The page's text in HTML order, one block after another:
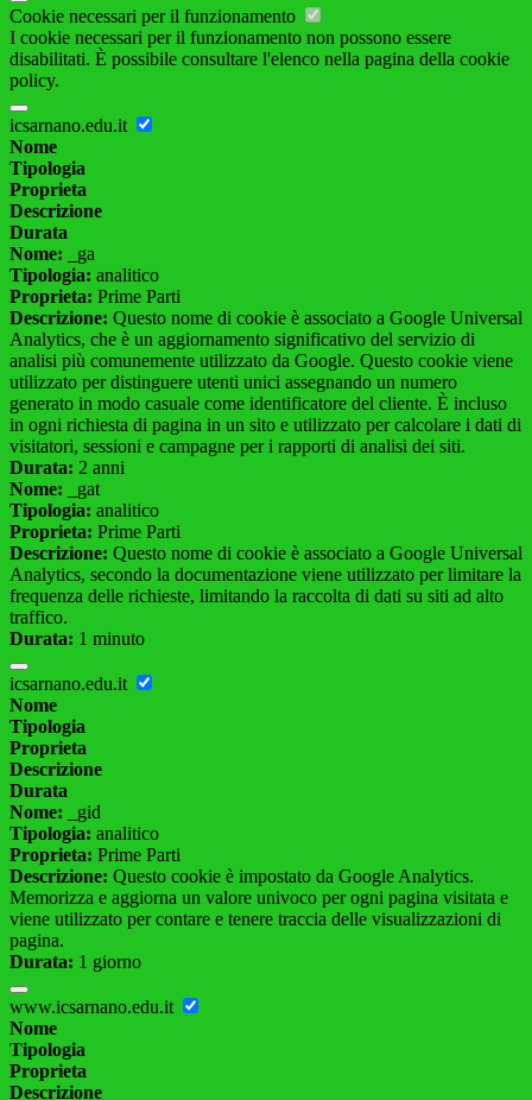
Cookie necessari per il funzionamento
I cookie necessari per il funzionamento non possono essere
disabilitati. È possibile consultare l'elenco nella pagina della cookie
policy.
icsarnano.edu.it
Nome
Tipologia
Proprieta
Descrizione
Durata
Nome: _ga
Tipologia: analitico
Proprieta: Prime Parti
Descrizione: Questo nome di cookie è associato a Google Universal
Analytics, che è un aggiornamento significativo del servizio di
analisi più comunemente utilizzato da Google. Questo cookie viene
utilizzato per distinguere utenti unici assegnando un numero
generato in modo casuale come identificatore del cliente. È incluso
in ogni richiesta di pagina in un sito e utilizzato per calcolare i dati di
visitatori, sessioni e campagne per i rapporti di analisi dei siti.
Durata: 2 anni
Nome: _gat
Tipologia: analitico
Proprieta: Prime Parti
Descrizione: Questo nome di cookie è associato a Google Universal
Analytics, secondo la documentazione viene utilizzato per limitare la
frequenza delle richieste, limitando la raccolta di dati su siti ad alto
traffico.
Durata: 1 minuto
icsarnano.edu.it
Nome
Tipologia
Proprieta
Descrizione
Durata
Nome: _gid
Tipologia: analitico
Proprieta: Prime Parti
Descrizione: Questo cookie è impostato da Google Analytics.
Memorizza e aggiorna un valore univoco per ogni pagina visitata e
viene utilizzato per contare e tenere traccia delle visualizzazioni di
pagina.
Durata: 1 giorno
www.icsarnano.edu.it
Nome
Tipologia
Proprieta
Descrizione